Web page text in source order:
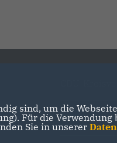
CDU in
sind, um die
Für die
Sie in unserer